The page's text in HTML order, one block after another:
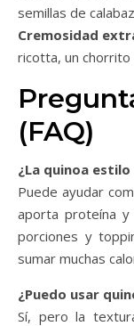
semillas de
Cremosidad
ricotta, un chorrito
(FAQ)
¿La quinoa
Puede ayudar
aporta proteína y
porciones y
sumar muchas
¿Puedo usar
Sí, pero la